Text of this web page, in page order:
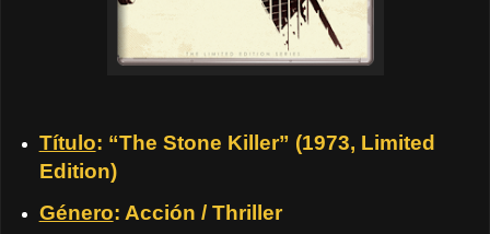
Título: “The Stone Killer” (1973, Limited
Edition)
Género: Acción / Thriller